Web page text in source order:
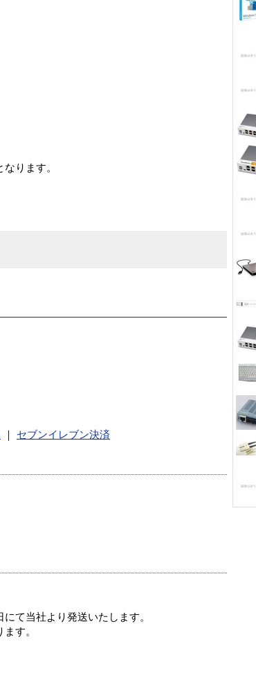
ります。
セブンイレブン決済
て当社より発送いたします。
す。